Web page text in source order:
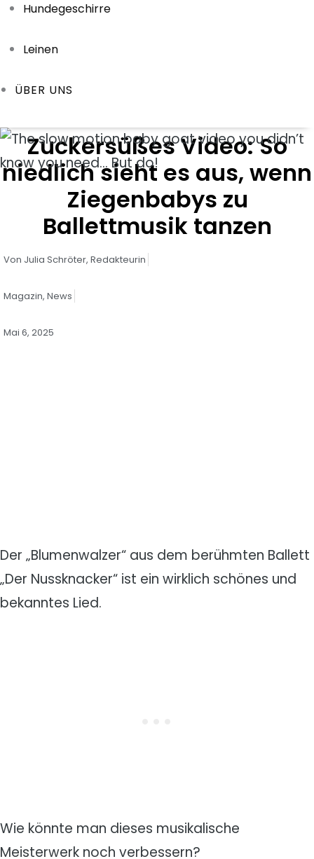
Hundegeschirre
Leinen
ÜBER UNS
Zuckersüßes Video: So
niedlich sieht es aus, wenn
Ziegenbabys zu
Ballettmusik tanzen
Von Julia Schröter, Redakteurin
Magazin, News
Mai 6, 2025
Der „Blumenwalzer“ aus dem berühmten Ballett
„Der Nussknacker“ ist ein wirklich schönes und
bekanntes Lied.
Wie könnte man dieses musikalische
Meisterwerk noch verbessern?